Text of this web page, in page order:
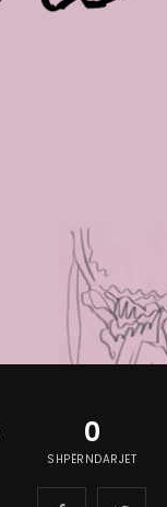
0
SHPËRNDARJET